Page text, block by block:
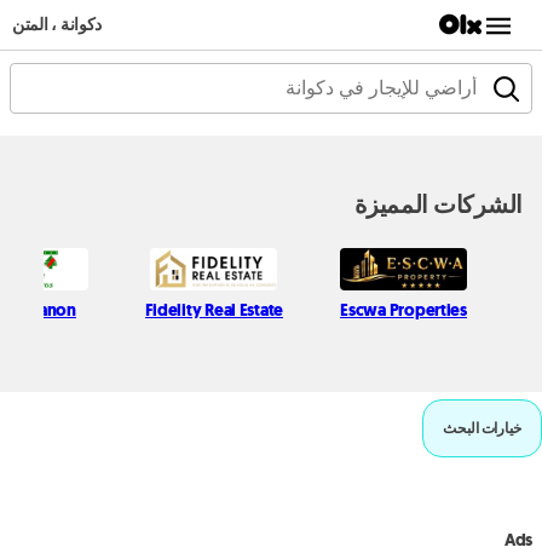
دكوانة ، المتن
الشركات المميزة
Escwa Properties
Fidelity Real Estate
Lebanon
خيارات البحث
Ads